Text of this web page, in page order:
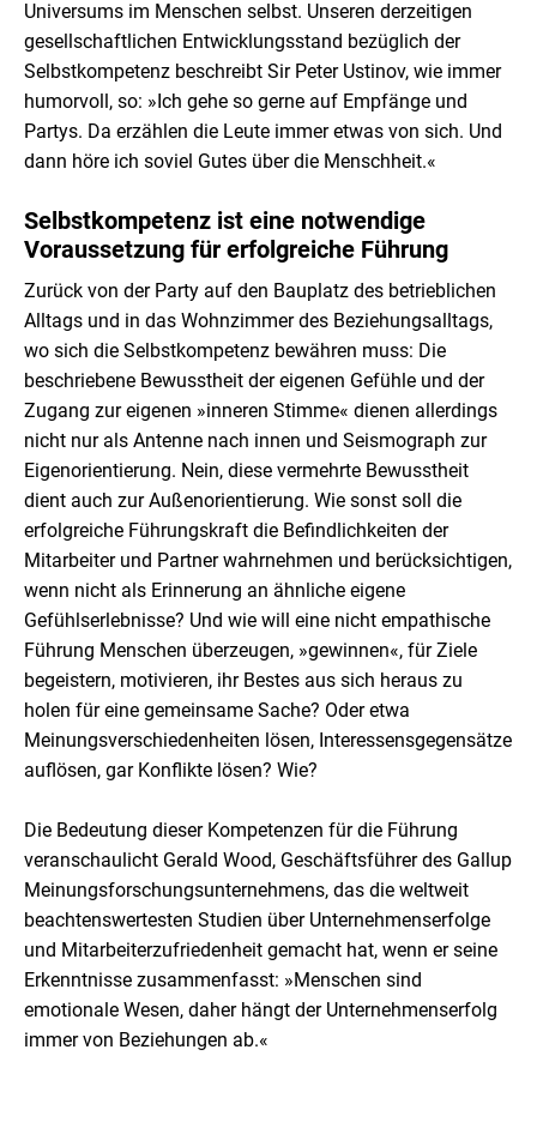
Universums im Menschen selbst. Unseren derzeitigen
gesellschaftlichen Entwicklungsstand bezüglich der
Selbstkompetenz beschreibt Sir Peter Ustinov, wie immer
humorvoll, so: »Ich gehe so gerne auf Empfänge und
Partys. Da erzählen die Leute immer etwas von sich. Und
dann höre ich soviel Gutes über die Menschheit.«
Selbstkompetenz ist eine notwendige
Voraussetzung für erfolgreiche Führung
Zurück von der Party auf den Bauplatz des betrieblichen
Alltags und in das Wohnzimmer des Beziehungsalltags,
wo sich die Selbstkompetenz bewähren muss: Die
beschriebene Bewusstheit der eigenen Gefühle und der
Zugang zur eigenen »inneren Stimme« dienen allerdings
nicht nur als Antenne nach innen und Seismograph zur
Eigenorientierung. Nein, diese vermehrte Bewusstheit
dient auch zur Außenorientierung. Wie sonst soll die
erfolgreiche Führungskraft die Befindlichkeiten der
Mitarbeiter und Partner wahrnehmen und berücksichtigen,
wenn nicht als Erinnerung an ähnliche eigene
Gefühlserlebnisse? Und wie will eine nicht empathische
Führung Menschen überzeugen, »gewinnen«, für Ziele
begeistern, motivieren, ihr Bestes aus sich heraus zu
holen für eine gemeinsame Sache? Oder etwa
Meinungsverschiedenheiten lösen, Interessensgegensätze
auflösen, gar Konflikte lösen? Wie?
Die Bedeutung dieser Kompetenzen für die Führung
veranschaulicht Gerald Wood, Geschäftsführer des Gallup
Meinungsforschungsunternehmens, das die weltweit
beachtenswertesten Studien über Unternehmenserfolge
und Mitarbeiterzufriedenheit gemacht hat, wenn er seine
Erkenntnisse zusammenfasst: »Menschen sind
emotionale Wesen, daher hängt der Unternehmenserfolg
immer von Beziehungen ab.«